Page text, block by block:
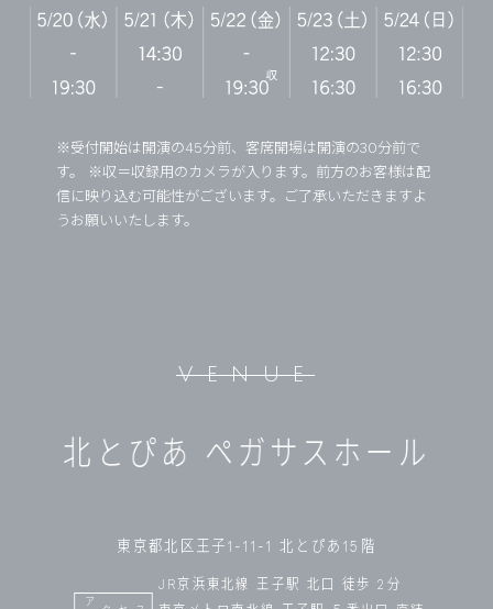
※受付開始は開演の45分前、客席開場は開演の30分前で
す。 ※収＝収録用のカメラが入ります。前方のお客様は配
信に映り込む可能性がございます。ご了承いただきますよ
うお願いいたします。
VENUE
北とぴあ ペガサスホール
東京都北区王子1-11-1 北とぴあ15階
JR京浜東北線 王子駅 北口 徒歩 2分